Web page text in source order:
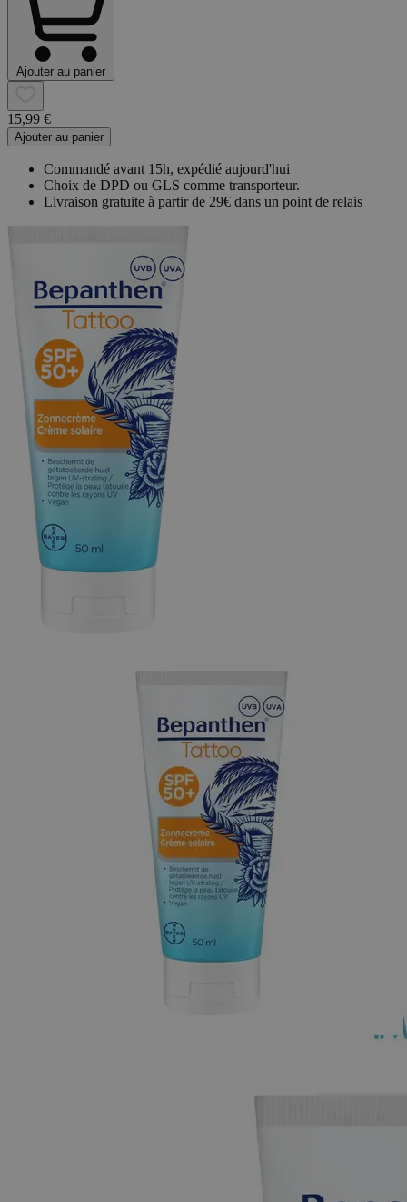
Ajouter au panier
15,99 €
Ajouter au panier
Commandé avant 15h, expédié aujourd'hui
Choix de DPD ou GLS comme transporteur.
Livraison gratuite à partir de 29€ dans un point de relais